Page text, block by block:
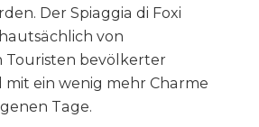
Der Spiaggia di Foxi
von
Touristen bevölkerter
mit ein wenig mehr Charme
Tage.